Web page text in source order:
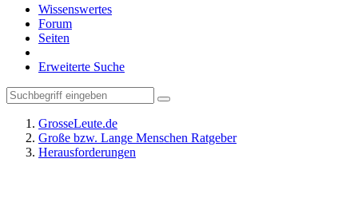
Wissenswertes
Forum
Seiten
Erweiterte Suche
GrosseLeute.de
Große bzw. Lange Menschen Ratgeber
Herausforderungen